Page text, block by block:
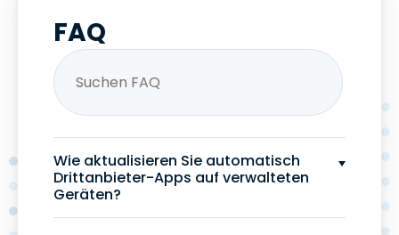
FAQ
Wie aktualisieren Sie automatisch
Drittanbieter-Apps auf verwalteten
Geräten?